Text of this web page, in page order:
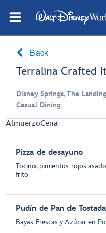
Back
Terralina Crafted
Disney Springs, The
Casual Dining
AlmuerzoCena
Pizza de desayuno
Tocino, pimientos rojos
frito
Pudín de Pan de
Bayas Frescas y Azúcar en